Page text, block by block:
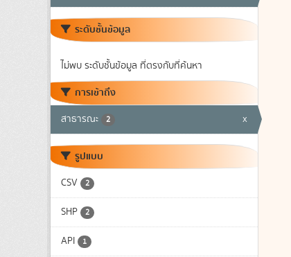
ระดับชั้นข้อมูล
ไม่พบ ระดับชั้นข้อมูล ที่ตรงกับที่ค้นหา
การเข้าถึง
สาธารณะ 2 x
รูปแบบ
CSV 2
SHP 2
API 1